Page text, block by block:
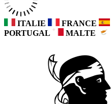
ITALIE FRANCE
PORTUGAL
MALTE